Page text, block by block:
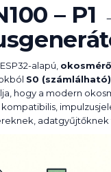
– P1
alapú,
S0 (számlálható)
hogy a modern
adatgyűjtőknek